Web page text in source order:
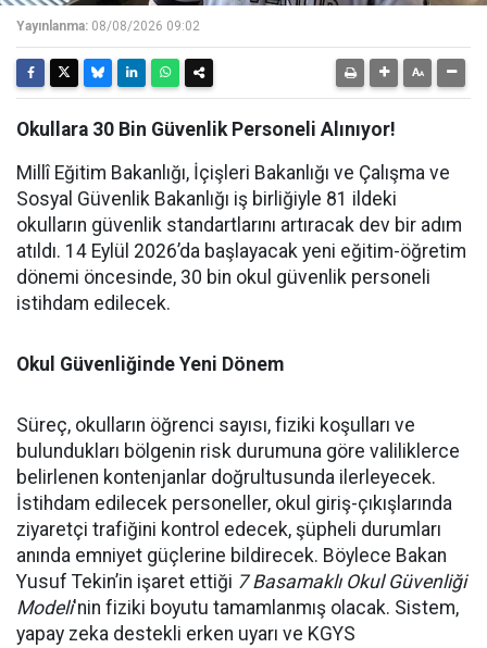
Yayınlanma: 08/08/2026 09:02
Okullara 30 Bin Güvenlik Personeli Alınıyor!
Millî Eğitim Bakanlığı, İçişleri Bakanlığı ve Çalışma ve
Sosyal Güvenlik Bakanlığı iş birliğiyle 81 ildeki
okulların güvenlik standartlarını artıracak dev bir adım
atıldı. 14 Eylül 2026’da başlayacak yeni eğitim-öğretim
dönemi öncesinde, 30 bin okul güvenlik personeli
istihdam edilecek.
Okul Güvenliğinde Yeni Dönem
Süreç, okulların öğrenci sayısı, fiziki koşulları ve
bulundukları bölgenin risk durumuna göre valiliklerce
belirlenen kontenjanlar doğrultusunda ilerleyecek.
İstihdam edilecek personeller, okul giriş-çıkışlarında
ziyaretçi trafiğini kontrol edecek, şüpheli durumları
anında emniyet güçlerine bildirecek. Böylece Bakan
Yusuf Tekin’in işaret ettiği 7 Basamaklı Okul Güvenliği
Modeli'nin fiziki boyutu tamamlanmış olacak. Sistem,
yapay zeka destekli erken uyarı ve KGYS